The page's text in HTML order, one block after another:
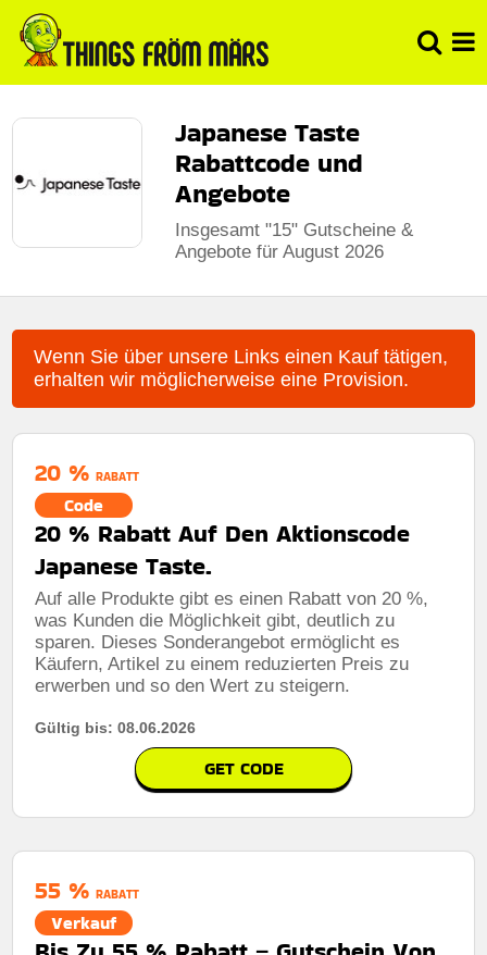
Japanese Taste
Rabattcode und
Angebote
Insgesamt "15" Gutscheine &
Angebote für August 2026
Wenn Sie über unsere Links einen Kauf tätigen,
erhalten wir möglicherweise eine Provision.
20 % RABATT
Code
20 % Rabatt Auf Den Aktionscode
Japanese Taste.
Auf alle Produkte gibt es einen Rabatt von 20 %,
was Kunden die Möglichkeit gibt, deutlich zu
sparen. Dieses Sonderangebot ermöglicht es
Käufern, Artikel zu einem reduzierten Preis zu
erwerben und so den Wert zu steigern.
Gültig bis: 08.06.2026
GET CODE
55 % RABATT
Verkauf